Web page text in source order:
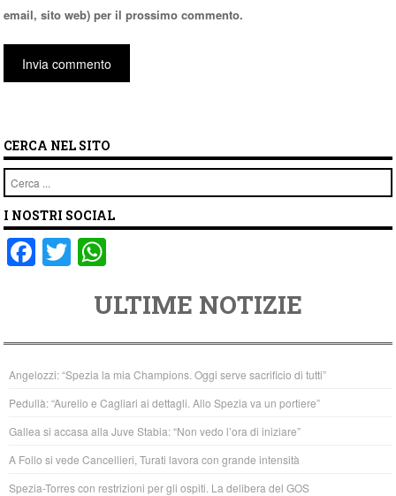
email, sito web) per il prossimo commento.
CERCA NEL SITO
Cerca
I NOSTRI SOCIAL
F
e
b
o
o
k
T
er
at
s
A
p
p
ULTIME NOTIZIE
Angelozzi: “Spezia la mia Champions. Oggi serve sacrificio di tutti”
Pedullà: “Aurelio e Cagliari ai dettagli. Allo Spezia va un portiere”
Gallea si accasa alla Juve Stabia: “Non vedo l’ora di iniziare”
A Follo si vede Cancellieri, Turati lavora con grande intensità
Spezia-Torres con restrizioni per gli ospiti. La delibera del GOS